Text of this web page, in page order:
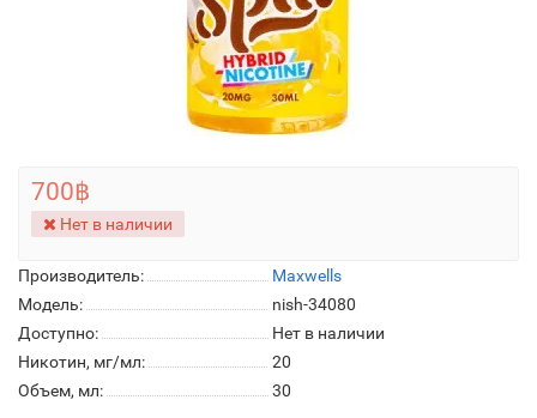
Производитель:
Maxwells
Модель:
nish-34080
Доступно:
Нет в наличии
Никотин, мг/мл:
20
Объем, мл:
30
700฿
Нет в наличии